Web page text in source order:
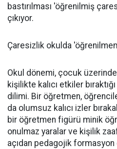
bastırılması 'öğrenilmiş
çıkıyor.
Çaresizlik okulda
Okul dönemi, çocuk
kişilikte kalıcı etkiler
dilimi. Bir öğretmen,
da olumsuz kalıcı izler
bir öğretmen figürü minik
onulmaz yaralar ve kişilik
açıdan pedagojik